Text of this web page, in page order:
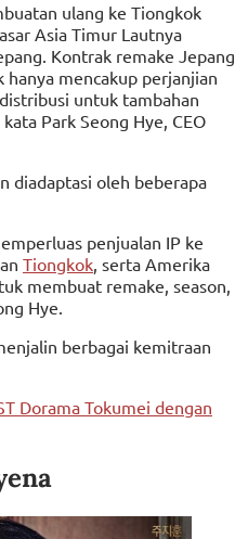
ulang ke Tiongkok
Asia Timur Lautnya
Kontrak remake Jepang
mencakup perjanjian
untuk tambahan
Park Seong Hye, CEO
diadaptasi oleh beberapa
penjualan IP ke
Tiongkok, serta Amerika
membuat remake, season,
Hye.
berbagai kemitraan
Dorama Tokumei dengan